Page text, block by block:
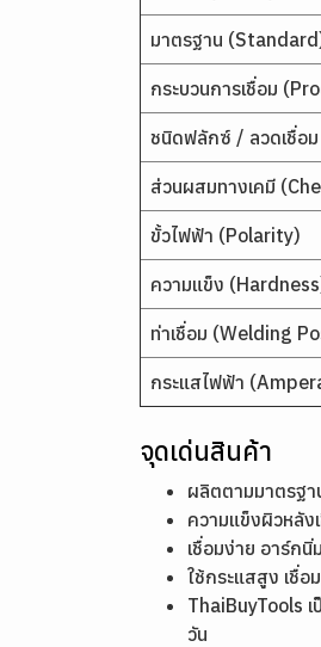
มาตรฐาน
กระบวนการเชื่อม
ชนิดฟลักซ์ / ลวดเชื่อม
ส่วนผสมทางเคมี
ขั้วไฟฟ้า (Polarity)
ความแข็ง
ท่าเชื่อม (Welding
กระแสไฟฟ้า
จุดเด่นสินค้า
ผลิตตามมาตรฐ
ความแข็งผิวหลั
เชื่อมง่าย อาร์กนิ่
ใช้กระแสสูง เชื่
ThaiBuyTools
วัน